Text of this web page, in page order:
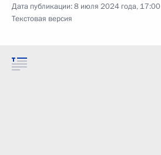
Дата публикации:8 июля 2024 года, 17:00
Текстовая версия